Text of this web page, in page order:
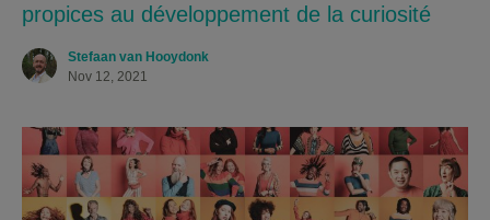
propices au développement de la curiosité
Stefaan van Hooydonk
Nov 12, 2021